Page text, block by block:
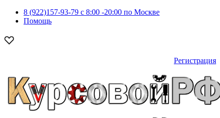
8 (922)157-93-79 c 8:00 -20:00 по Москве
Помощь
Регистрация